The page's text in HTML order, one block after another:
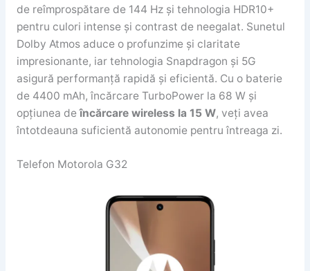
de reîmprospătare de 144 Hz și tehnologia HDR10+
pentru culori intense și contrast de neegalat. Sunetul
Dolby Atmos aduce o profunzime și claritate
impresionante, iar tehnologia Snapdragon și 5G
asigură performanță rapidă și eficientă. Cu o baterie
de 4400 mAh, încărcare TurboPower la 68 W și
opțiunea deîncărcare wireless la 15 W, veți avea
întotdeauna suficientă autonomie pentru întreaga zi.
Telefon Motorola G32